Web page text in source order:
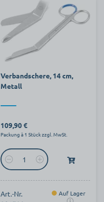
Verbandschere, 14 cm,
Metall
109,90 €
Packung à 1 Stück zzgl. MwSt.
Art.-Nr.
Auf Lager